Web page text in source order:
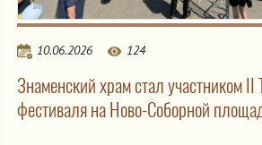
10.06.2026 124
Знаменский храм стал участником II
фестиваля на Ново-Соборной